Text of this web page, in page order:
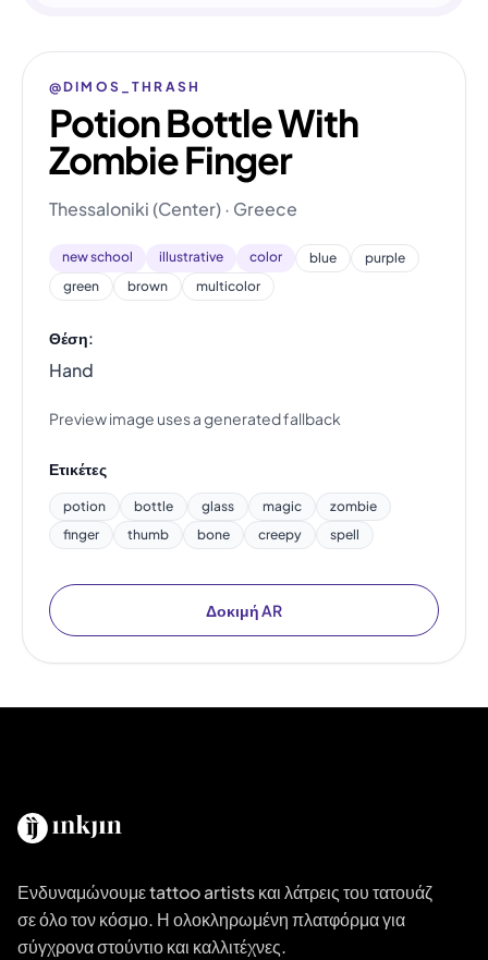
@DIMOS_THRASH
Potion Bottle With
Zombie Finger
Thessaloniki (Center) · Greece
new school illustrative color blue
purple
green
brown multicolor
Θέση:
Hand
Preview image uses a generated fallback
Ετικέτες
potion bottle glass magic
zombie
finger
thumb bone creepy spell
Δοκιμή AR
Ενδυναμώνουμε tattoo artists και λάτρεις του τατουάζ
σε όλο τον κόσμο. Η ολοκληρωμένη πλατφόρμα για
σύγχρονα στούντιο και καλλιτέχνες.